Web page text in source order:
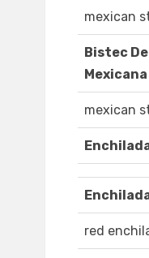
mexican
Bistec
Mexicana
mexican
red